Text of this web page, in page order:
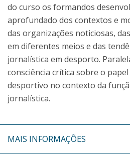
do curso os formandos
aprofundado dos contextos e
das organizações noticiosas,
em diferentes meios e das
jornalística em desporto.
consciência crítica sobre o
desportivo no contexto da
jornalística.
MAIS INFORMAÇÕES